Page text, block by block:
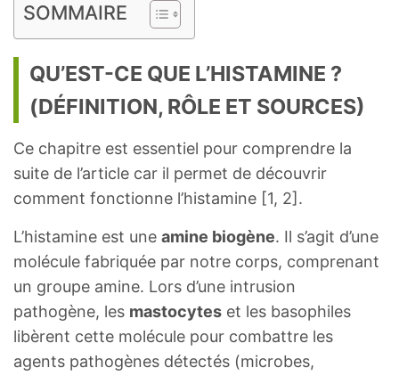
SOMMAIRE
QU’EST-CE QUE L’HISTAMINE ?
(DÉFINITION, RÔLE ET SOURCES)
Ce chapitre est essentiel pour comprendre la
suite de l’article car il permet de découvrir
comment fonctionne l’histamine [1, 2].
L’histamine est une amine biogène. Il s’agit d’une
molécule fabriquée par notre corps, comprenant
un groupe amine. Lors d’une intrusion
pathogène, les mastocytes et les basophiles
libèrent cette molécule pour combattre les
agents pathogènes détectés (microbes,